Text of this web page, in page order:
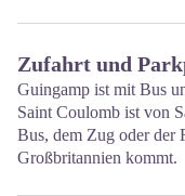
Zufahrt und
Guingamp ist mit Bus
Saint Coulomb ist von
Bus, dem Zug oder der
Großbritannien kommt.